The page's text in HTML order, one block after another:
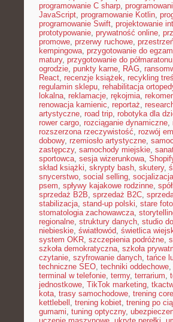
programowanie C sharp,
JavaScript, programowanie Kotlin,
programowanie Swift, projektowanie
prototypowanie, prywatność online,
promowe, przerwy ruchowe,
kempingowa, przygotowanie do
matury, przygotowanie do półmaratonu
ogrodzie, punkty karne, RAG,
React, recenzje książek, recykling
regulamin sklepu, rehabilitacja
lokalna, reklamacje, rękojmia,
renowacja kamienic, reportaż,
artystyczne, road trip, robotyka dla
rower cargo, rozciąganie dynamiczne,
rozszerzona rzeczywistość, rozwój
dobowy, rzemiosło artystyczne,
zastępczy, samochody miejskie,
sportowca, sesja wizerunkowa,
skład książki, skrypty bash, skutery,
snycerstwo, social selling,
psem, spływy kajakowe rodzinne,
sprzedaż B2B, sprzedaż B2C,
stabilizacja, stand-up polski, stare
stomatologia zachowawcza,
regionalne, struktury danych, studio
niebieskie, światłowód, świetlica
system OKR, szczepienia podróżne,
szkoła demokratyczna, szkoła
czytanie, szyfrowanie danych, tańce
techniczne SEO, techniki oddechowe,
terminal w telefonie, termy, terrarium,
jednostkowe, TikTok marketing,
kota, trasy samochodowe, trening core
kettlebell , trening kobiet, trening po
gumami, tuning optyczny,